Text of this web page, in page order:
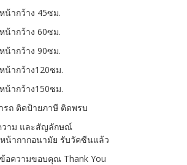
น้ากว้าง 45ซม.
น้ากว้าง 60ซม.
น้ากว้าง 90ซม.
น้ากว้าง120ซม.
น้ากว้าง150ซม.
รถ ติดป้ายภาษี ติดพรบ
วาม และสัญลักษณ์
น้ากากอนามัย รับวัคซีนแล้ว
อความขอบคุณ Thank You